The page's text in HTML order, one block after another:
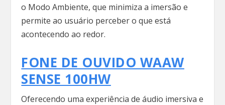
o Modo Ambiente, que minimiza a imersão e
permite ao usuário perceber o que está
acontecendo ao redor.
FONE DE OUVIDO WAAW
SENSE 100HW
Oferecendo uma experiência de áudio imersiva e